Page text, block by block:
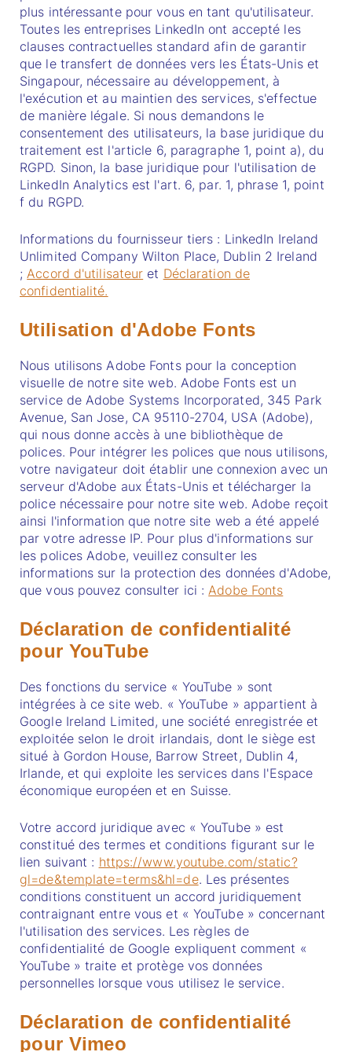
plus intéressante pour vous en tant qu'utilisateur.
Toutes les entreprises LinkedIn ont accepté les
clauses contractuelles standard afin de garantir
que le transfert de données vers les États-Unis et
Singapour, nécessaire au développement, à
l'exécution et au maintien des services, s'effectue
de manière légale. Si nous demandons le
consentement des utilisateurs, la base juridique du
traitement est l'article 6, paragraphe 1, point a), du
RGPD. Sinon, la base juridique pour l'utilisation de
LinkedIn Analytics est l'art. 6, par. 1, phrase 1, point
f du RGPD.
Informations du fournisseur tiers : LinkedIn Ireland
Unlimited Company Wilton Place, Dublin 2 Ireland
;Accord d'utilisateur et Déclaration de
confidentialité.
Utilisation d'Adobe Fonts
Nous utilisons Adobe Fonts pour la conception
visuelle de notre site web. Adobe Fonts est un
service de Adobe Systems Incorporated, 345 Park
Avenue, San Jose, CA 95110-2704, USA (Adobe),
qui nous donne accès à une bibliothèque de
polices. Pour intégrer les polices que nous utilisons,
votre navigateur doit établir une connexion avec un
serveur d'Adobe aux États-Unis et télécharger la
police nécessaire pour notre site web. Adobe reçoit
ainsi l'information que notre site web a été appelé
par votre adresse IP. Pour plus d'informations sur
les polices Adobe, veuillez consulter les
informations sur la protection des données d'Adobe,
que vous pouvez consulter ici :Adobe Fonts
Déclaration de confidentialité
pour YouTube
Des fonctions du service « YouTube » sont
intégrées à ce site web. « YouTube » appartient à
Google Ireland Limited, une société enregistrée et
exploitée selon le droit irlandais, dont le siège est
situé à Gordon House, Barrow Street, Dublin 4,
Irlande, et qui exploite les services dans l'Espace
économique européen et en Suisse.
Votre accord juridique avec « YouTube » est
constitué des termes et conditions figurant sur le
lien suivant : https://www.youtube.com/static?
gl=de&template=terms&hl=de. Les présentes
conditions constituent un accord juridiquement
contraignant entre vous et « YouTube » concernant
l'utilisation des services. Les règles de
confidentialité de Google expliquent comment «
YouTube » traite et protège vos données
personnelles lorsque vous utilisez le service.
Déclaration de confidentialité
pour Vimeo